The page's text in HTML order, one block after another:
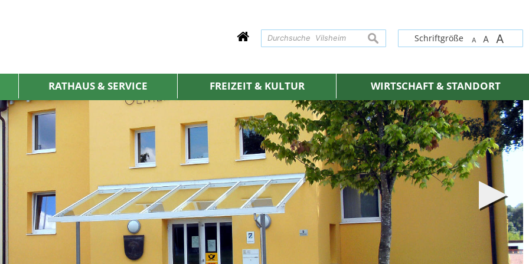
Schriftgröße A A A
suchen
RATHAUS & SERVICE FREIZEIT & KULTUR WIRTSCHAFT & STANDORT